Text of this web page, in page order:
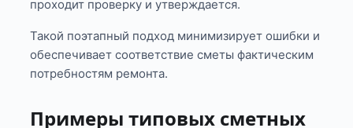
проходит проверку и утверждается.
Такой поэтапный подход минимизирует ошибки и
обеспечивает соответствие сметы фактическим
потребностям ремонта.
Примеры типовых сметных